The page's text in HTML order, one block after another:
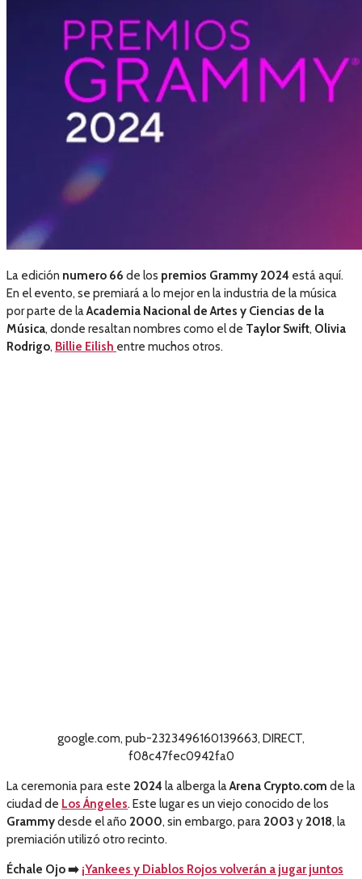
La edición numero 66 de los premios Grammy 2024 está aquí.
En el evento, se premiará a lo mejor en la industria de la música
por parte de laAcademia Nacional de Artes y Ciencias de la
Música, donde resaltan nombres como el de Taylor Swift, Olivia
Rodrigo, Billie Eilish entre muchos otros.
google.com, pub-2323496160139663, DIRECT,
f08c47fec0942fa0
La ceremonia para este 2024 la alberga laArena Crypto.com de la
ciudad de Los Ángeles. Este lugar es un viejo conocido de los
Grammydesde el año 2000, sin embargo, para 2003 y 2018, la
premiación utilizó otro recinto.
Échale Ojo➡️ ¡Yankees y Diablos Rojos volverán a jugar juntos